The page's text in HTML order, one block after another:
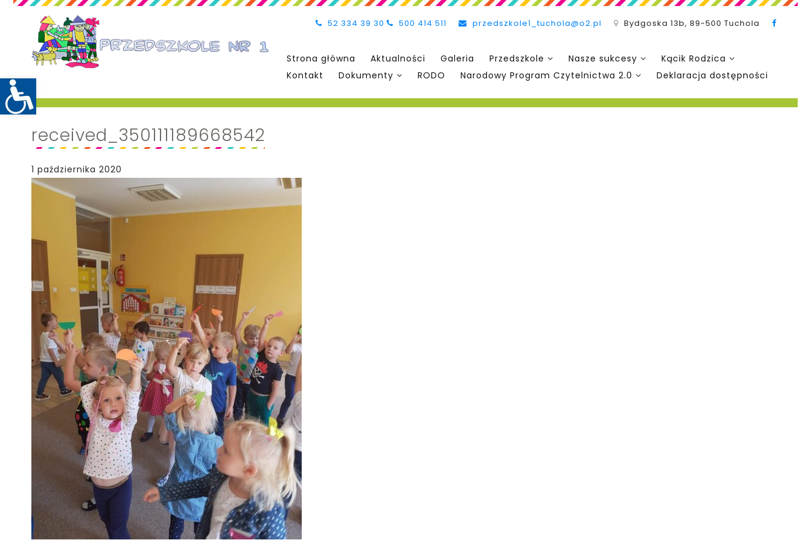
52 334 39 30 500 414 511 przedszkole1_tuchola@o2.pl Bydgoska 13b, 89-500 Tuchola
Strona główna Aktualności Galeria Przedszkole Nasze sukcesy
Kącik Rodzica
Kontakt
Dokumenty RODO Narodowy Program Czytelnictwa 2.0 Deklaracja dostępności
received_350111189668542
1 października 2020